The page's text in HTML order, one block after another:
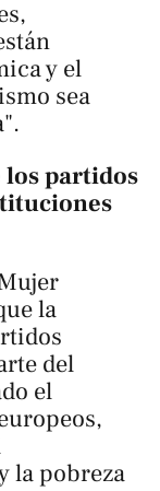
y el
sea
los partidos
la
del
el
la pobreza